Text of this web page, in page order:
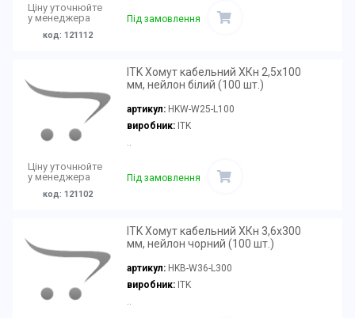
Ціну уточнюйте
у менеджера
код: 121112
Під замовлення
Ціну уточнюйте
у менеджера
код: 121102
ITK Хомут кабельний ХКн 2,5х100
мм, нейлон білий (100 шт.)
артикул: HKW-W25-L100
виробник:ITK
..
Під замовлення
ITK Хомут кабельний ХКн 3,6х300
мм, нейлон чорний (100 шт.)
артикул: HKB-W36-L300
виробник:ITK
..